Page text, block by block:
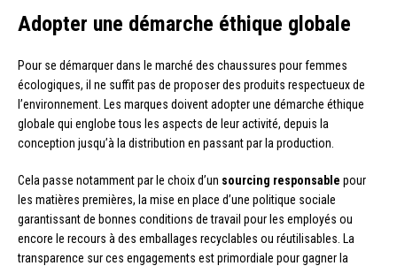
Adopter une démarche éthique globale
Pour se démarquer dans le marché des chaussures pour femmes
écologiques, il ne suffit pas de proposer des produits respectueux de
l’environnement. Les marques doivent adopter une démarche éthique
globale qui englobe tous les aspects de leur activité, depuis la
conception jusqu’à la distribution en passant par la production.
Cela passe notamment par le choix d’un sourcing responsable pour
les matières premières, la mise en place d’une politique sociale
garantissant de bonnes conditions de travail pour les employés ou
encore le recours à des emballages recyclables ou réutilisables. La
transparence sur ces engagements est primordiale pour gagner la